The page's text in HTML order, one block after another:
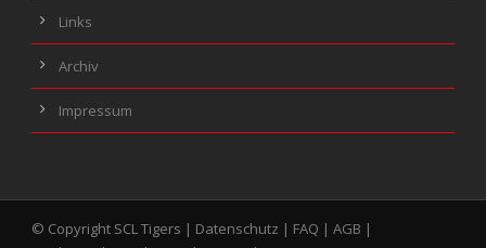
Links
Archiv
Impressum
© Copyright SCL Tigers | Datenschutz | FAQ | AGB |